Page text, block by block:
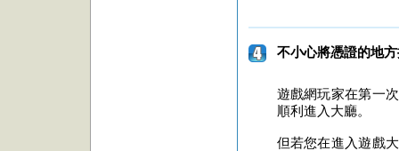
不小心將憑證的地
遊戲網玩家在第一
順利進入大廳。
但若您在進入遊戲